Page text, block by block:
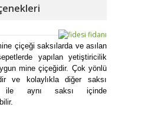
çiçeği saksılarda ve asılan
yapılan yetiştiricilik
mine çiçeğidir. Çok yönlü
ve kolaylıkla diğer saksı
ile aynı saksı içinde